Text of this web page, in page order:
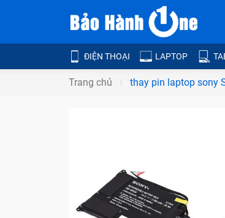
ĐIỆN THOẠI LAPTOP
Trang chủ thay pin laptop sony